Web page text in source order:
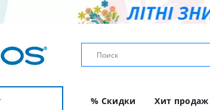
% Скидки Хит продаж